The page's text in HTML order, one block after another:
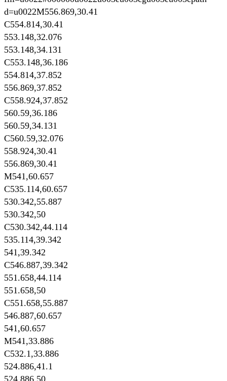
d=u0022M556.869,30.41
C554.814,30.41
553.148,32.076
553.148,34.131
C553.148,36.186
554.814,37.852
556.869,37.852
C558.924,37.852
560.59,36.186
560.59,34.131
C560.59,32.076
558.924,30.41
556.869,30.41
M541,60.657
C535.114,60.657
530.342,55.887
530.342,50
C530.342,44.114
535.114,39.342
541,39.342
C546.887,39.342
551.658,44.114
551.658,50
C551.658,55.887
546.887,60.657
541,60.657
M541,33.886
C532.1,33.886
524.886,41.1